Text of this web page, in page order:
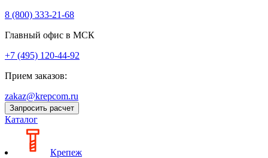
8 (800) 333‑21-68
Главный офис в МСК
+7 (495) 120-44-92
Прием заказов:
zakaz@krepcom.ru
Запросить расчет
Каталог
Крепеж